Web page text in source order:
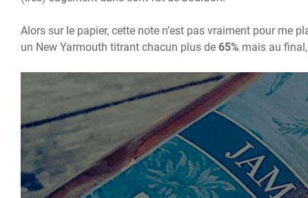
Alors sur le papier, cette note n’est pas vraiment pour me
un New Yarmouth titrant chacun plus de 65% mais au